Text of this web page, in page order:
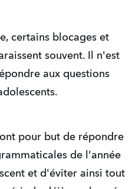
certains blocages et
souvent. Il n'est
aux questions
pour but de répondre
de l'année
et d'éviter ainsi tout